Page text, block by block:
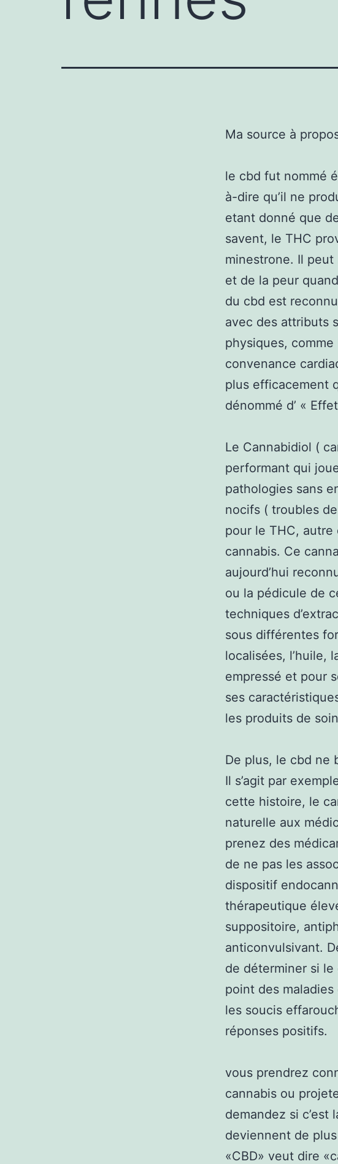
Ma source à
le cbd fut nommé
à-dire qu’il ne
etant donné que
savent, le THC
minestrone. Il peut
et de la peur
du cbd est
avec des attributs
physiques, comme
convenance
plus efficacement
dénommé d’ «
Le Cannabidiol (
performant qui
pathologies sans
nocifs ( troubles
pour le THC,
cannabis. Ce
aujourd’hui
ou la pédicule de
techniques
sous différentes
localisées, l’huile,
empressé et pour
ses
les produits de
De plus, le cbd ne
Il s’agit par
cette histoire, le
naturelle aux
prenez des
de ne pas les
dispositif
thérapeutique
suppositoire,
anticonvulsivant.
de déterminer si
point des
les soucis
réponses positifs.
vous prendrez
cannabis ou
demandez si
deviennent de
«CBD» veut dire